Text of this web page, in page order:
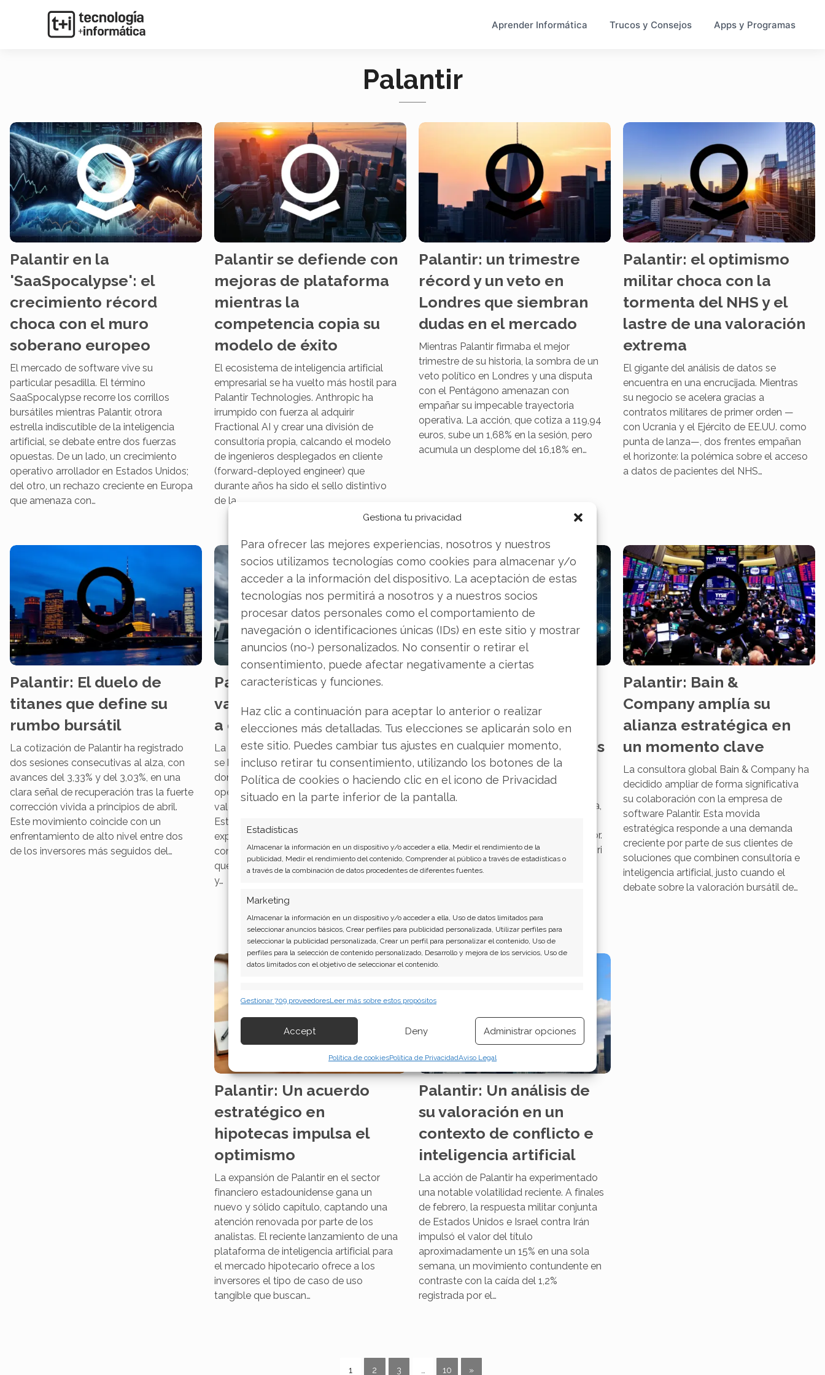
Gestiona tu privacidad
Para ofrecer las mejores experiencias, nosotros y nuestros
socios utilizamos tecnologías como cookies para almacenar y/o
acceder a la información del dispositivo. La aceptación de estas
tecnologías nos permitirá a nosotros y a nuestros socios
procesar datos personales como el comportamiento de
navegación o identificaciones únicas (IDs) en este sitio y mostrar
anuncios (no-) personalizados. No consentir o retirar el
consentimiento, puede afectar negativamente a ciertas
características y funciones.
Haz clic a continuación para aceptar lo anterior o realizar
elecciones más detalladas. Tus elecciones se aplicarán solo en
este sitio. Puedes cambiar tus ajustes en cualquier momento,
incluso retirar tu consentimiento, utilizando los botones de la
Política de cookies o haciendo clic en el icono de Privacidad
situado en la parte inferior de la pantalla.
Estadísticas
Almacenar la información en un dispositivo y/o acceder a ella, Medir el rendimiento de la
publicidad, Medir el rendimiento del contenido, Comprender al público a través de estadísticas o
a través de la combinación de datos procedentes de diferentes fuentes.
Marketing
Almacenar la información en un dispositivo y/o acceder a ella, Uso de datos limitados para
seleccionar anuncios básicos, Crear perfiles para publicidad personalizada, Utilizar perfiles para
seleccionar la publicidad personalizada, Crear un perfil para personalizar el contenido, Uso de
perfiles para la selección de contenido personalizado, Desarrollo y mejora de los servicios, Uso de
datos limitados con el objetivo de seleccionar el contenido.
información transmitida de forma automática.
Garantizar la seguridad, evitar y detectar fraudes, y eliminar
fallos, Ofrecer y presentar publicidad y contenido, Guardar y
comunicar las preferencias de privacidad.
Siempre activo
Gestionar 709 proveedoresLeer más sobre estos propósitos
Accept Deny Administrar opciones
Política de cookiesPolítica de PrivacidadAviso Legal
Aprender Informática Trucos y Consejos Apps y Programas
Palantir
Palantir en la
'SaaSpocalypse': el
crecimiento récord
choca con el muro
soberano europeo
El mercado de software vive su
particular pesadilla. El término
SaaSpocalypse recorre los corrillos
bursátiles mientras Palantir, otrora
estrella indiscutible de la inteligencia
artificial, se debate entre dos fuerzas
opuestas. De un lado, un crecimiento
operativo arrollador en Estados Unidos;
del otro, un rechazo creciente en Europa
que amenaza con…
Palantir se defiende con
mejoras de plataforma
mientras la
competencia copia su
modelo de éxito
El ecosistema de inteligencia artificial
empresarial se ha vuelto más hostil para
Palantir Technologies. Anthropic ha
irrumpido con fuerza al adquirir
Fractional AI y crear una división de
consultoría propia, calcando el modelo
de ingenieros desplegados en cliente
(forward-deployed engineer) que
durante años ha sido el sello distintivo
de la…
Palantir: un trimestre
récord y un veto en
Londres que siembran
dudas en el mercado
Mientras Palantir firmaba el mejor
trimestre de su historia, la sombra de un
veto político en Londres y una disputa
con el Pentágono amenazan con
empañar su impecable trayectoria
operativa. La acción, que cotiza a 119,94
euros, sube un 1,68% en la sesión, pero
acumula un desplome del 16,18% en…
Palantir: el optimismo
militar choca con la
tormenta del NHS y el
lastre de una valoración
extrema
El gigante del análisis de datos se
encuentra en una encrucijada. Mientras
su negocio se acelera gracias a
contratos militares de primer orden —
con Ucrania y el Ejército de EE.UU. como
punta de lanza—, dos frentes empañan
el horizonte: la polémica sobre el acceso
a datos de pacientes del NHS…
Palantir: El duelo de
titanes que define su
rumbo bursátil
La cotización de Palantir ha registrado
dos sesiones consecutivas al alza, con
avances del 3,33% y del 3,03%, en una
clara señal de recuperación tras la fuerte
corrección vivida a principios de abril.
Este movimiento coincide con un
enfrentamiento de alto nivel entre dos
de los inversores más seguidos del…
Palantir: La burbuja de
valoración que enfrenta
a dos gigantes de la IA
La cotización de Palantir Technologies
se ha convertido en un campo de batalla
donde se enfrentan un crecimiento
operativo deslumbrante y unas dudas de
valoración cada vez más acuciantes.
Esta tensión ha quedado brutalmente
expuesta esta semana tras los
comentarios del inversor Michael Burry,
que desencadenaron una venta masiva
y…
la Batalla por la
Plataforma: Alianzas,
Infraestructura y Nuevos
Mercados
El sector de la inteligencia artificial vive
un momento de redefinición estratégica,
caminos divergentes para capturar valor.
El anuncio de Apple de transformar a Siri
en una plataforma abierta ha sido el
Palantir: Bain &
Company amplía su
alianza estratégica en
un momento clave
La consultora global Bain & Company ha
decidido ampliar de forma significativa
su colaboración con la empresa de
software Palantir. Esta movida
estratégica responde a una demanda
creciente por parte de sus clientes de
soluciones que combinen consultoría e
inteligencia artificial, justo cuando el
debate sobre la valoración bursátil de…
Palantir: Un acuerdo
estratégico en
hipotecas impulsa el
optimismo
La expansión de Palantir en el sector
financiero estadounidense gana un
nuevo y sólido capítulo, captando una
atención renovada por parte de los
analistas. El reciente lanzamiento de una
plataforma de inteligencia artificial para
el mercado hipotecario ofrece a los
inversores el tipo de caso de uso
tangible que buscan…
Palantir: Un análisis de
su valoración en un
contexto de conflicto e
inteligencia artificial
La acción de Palantir ha experimentado
una notable volatilidad reciente. A finales
de febrero, la respuesta militar conjunta
de Estados Unidos e Israel contra Irán
impulsó el valor del título
aproximadamente un 15% en una sola
semana, un movimiento contundente en
contraste con la caída del 1,2%
registrada por el…
1 2 3 10 »